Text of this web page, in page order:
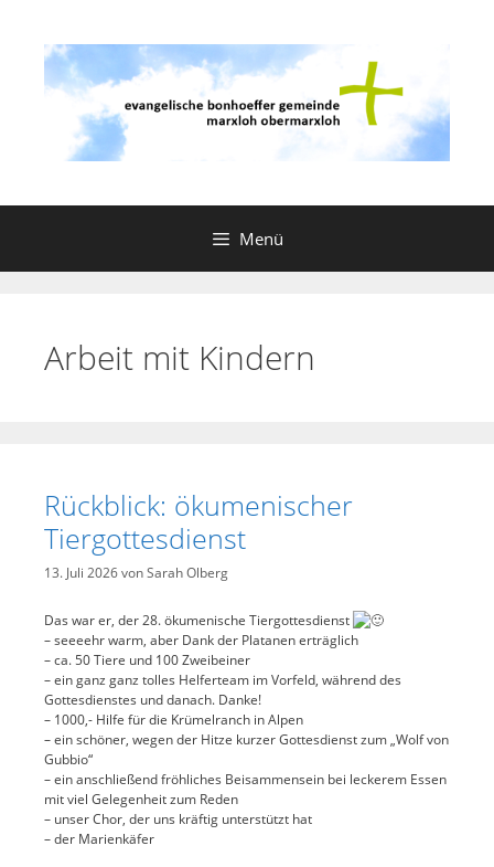
springen
Menü
Arbeit mit Kindern
Rückblick: ökumenischer
Tiergottesdienst
13. Juli 2026vonSarah Olberg
Das war er, der 28. ökumenische Tiergottesdienst
– seeeehr warm, aber Dank der Platanen erträglich
– ca. 50 Tiere und 100 Zweibeiner
– ein ganz ganz tolles Helferteam im Vorfeld, während des
Gottesdienstes und danach. Danke!
– 1000,- Hilfe für die Krümelranch in Alpen
– ein schöner, wegen der Hitze kurzer Gottesdienst zum „Wolf von
Gubbio“
– ein anschließend fröhliches Beisammensein bei leckerem Essen
mit viel Gelegenheit zum Reden
– unser Chor, der uns kräftig unterstützt hat
– der Marienkäfer